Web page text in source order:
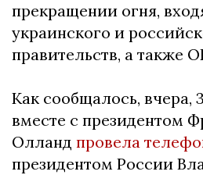
прекращении огня,
украинского и
правительств, а также
Как сообщалось, вчера,
вместе с президентом
Олланд провела
президентом России